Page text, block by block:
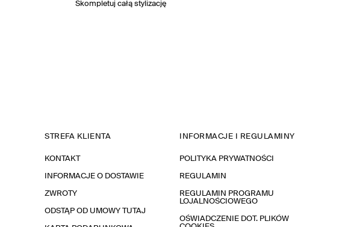
Skompletuj całą stylizację
STREFA KLIENTA
KONTAKT
INFORMACJE O DOSTAWIE
ZWROTY
ODSTĄP OD UMOWY TUTAJ
INFORMACJE I REGULAMINY
POLITYKA PRYWATNOŚCI
REGULAMIN
REGULAMIN PROGRAMU
LOJALNOŚCIOWEGO
OŚWIADCZENIE DOT. PLIKÓW